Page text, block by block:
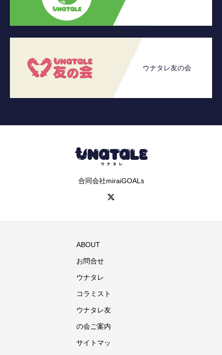
ウナタレ友の会
合同会社miraiGOALs
ABOUT
お問合せ
ウナタレ
コラミスト
ウナタレ友
の会ご案内
サイトマッ